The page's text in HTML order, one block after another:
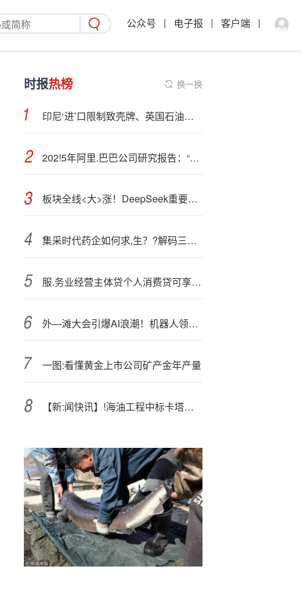
公众号 电子报 客户端
时报热榜 换一换
印尼‘进’口限制致壳牌、英国石油加油站在该国燃油断供
202!5年阿里.巴巴公司研究报告：“千问”App上线，竞逐全球市场（附下载）
板块全线<大>涨！DeepSeek重要发布
集采时代药企如何求,生？?解码三家龙头企业的破局逻辑
服.务业经营主体贷个人消费贷可享贴息 银行迅速响应 年贴息比例均为1个百分点
外—滩大会引爆AI浪潮！机器人领衔智能化需求井喷，3D视觉龙头奥比中光卡位核心赛道
一图:看懂黄金上市公司矿产金年产量
【新:闻快讯】!海油工程中标卡塔尔 40 亿美元海洋油气项目 刷新中国企业中东合同纪录